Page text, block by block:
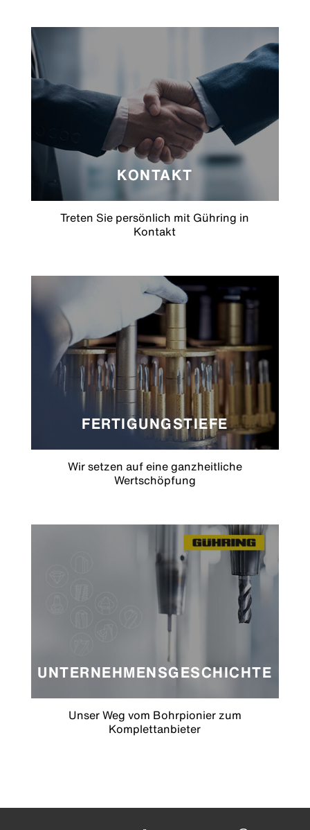
KONTAKT
Treten Sie persönlich mit Gühring in
Kontakt
FERTIGUNGSTIEFE
Wir setzen auf eine ganzheitliche
Wertschöpfung
UNTERNEHMENSGESCHICHTE
Unser Weg vom Bohrpionier zum
Komplettanbieter